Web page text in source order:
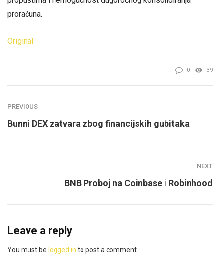
proračuna.
Original
0 39
PREVIOUS
Bunni DEX zatvara zbog financijskih gubitaka
NEXT
BNB Proboj na Coinbase i Robinhood
Leave a reply
You must be logged in to post a comment.